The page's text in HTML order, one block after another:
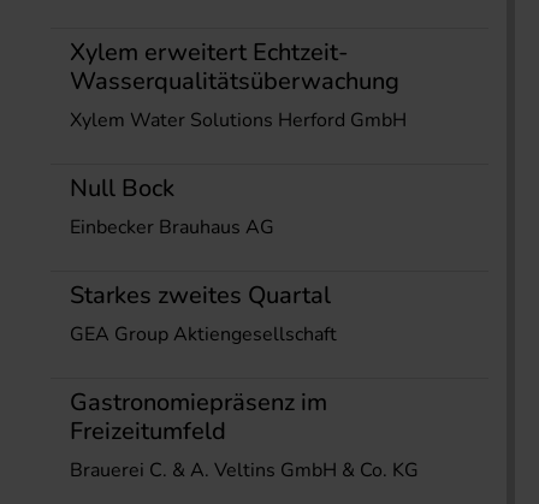
Xylem erweitert Echtzeit-
Wasserqualitätsüberwachung
Xylem Water Solutions Herford GmbH
Null Bock
Einbecker Brauhaus AG
Starkes zweites Quartal
GEA Group Aktiengesellschaft
Gastronomiepräsenz im
Freizeitumfeld
Brauerei C. & A. Veltins GmbH & Co. KG